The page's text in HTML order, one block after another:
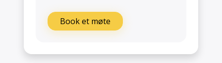
Book et møte